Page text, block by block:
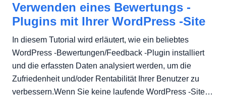
Verwenden eines Bewertungs -
Plugins mit Ihrer WordPress -Site
In diesem Tutorial wird erläutert, wie ein beliebtes
WordPress -Bewertungen/Feedback -Plugin installiert
und die erfassten Daten analysiert werden, um die
Zufriedenheit und/oder Rentabilität Ihrer Benutzer zu
verbessern.Wenn Sie keine laufende WordPress -Site